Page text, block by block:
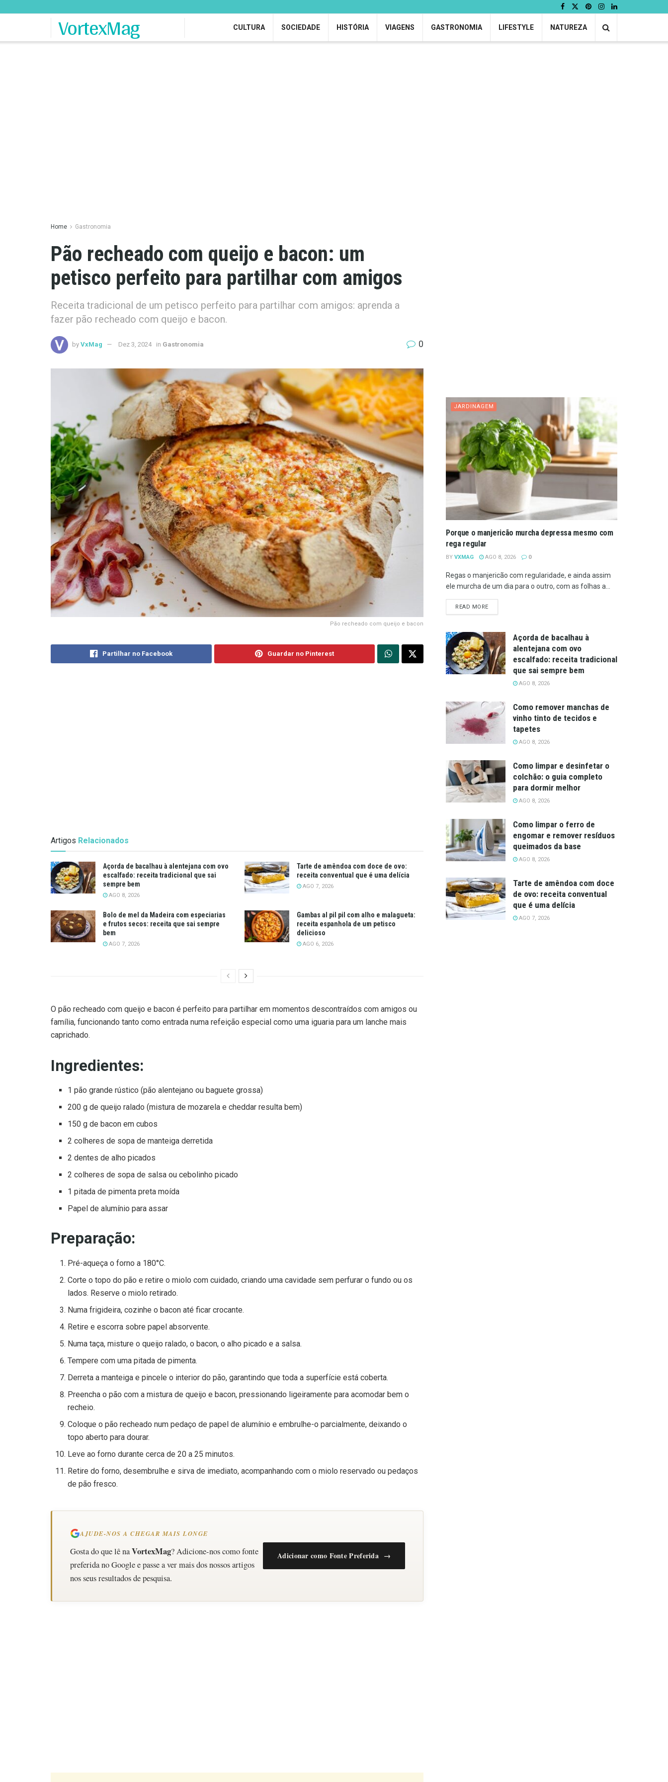
VortexMag CULTURA SOCIEDADE HISTÓRIA VIAGENS GASTRONOMIA LIFESTYLE NATUREZA
Home Gastronomia
Pão recheado com queijo e bacon: um
petisco perfeito para partilhar com amigos
Receita tradicional de um petisco perfeito para partilhar com amigos: aprenda a
fazer pão recheado com queijo e bacon.
by VxMag Dez 3, 2024 in Gastronomia 0
Pão recheado com queijo e bacon
Partilhar no Facebook Guardar no Pinterest
Artigos Relacionados
Açorda de bacalhau à alentejana com ovo
escalfado: receita tradicional que sai
sempre bem
AGO 8, 2026
Tarte de amêndoa com doce de ovo:
receita conventual que é uma delícia
AGO 7, 2026
Bolo de mel da Madeira com especiarias
e frutos secos: receita que sai sempre
bem
AGO 7, 2026
Gambas al pil pil com alho e malagueta:
receita espanhola de um petisco
delicioso
AGO 6, 2026
O pão recheado com queijo e bacon é perfeito para partilhar em momentos descontraídos com amigos ou
família, funcionando tanto como entrada numa refeição especial como uma iguaria para um lanche mais
caprichado.
Ingredientes:
1 pão grande rústico (pão alentejano ou baguete grossa)
200 g de queijo ralado (mistura de mozarela e cheddar resulta bem)
150 g de bacon em cubos
2 colheres de sopa de manteiga derretida
2 dentes de alho picados
2 colheres de sopa de salsa ou cebolinho picado
1 pitada de pimenta preta moída
Papel de alumínio para assar
Preparação:
Pré-aqueça o forno a 180°C.
Corte o topo do pão e retire o miolo com cuidado, criando uma cavidade sem perfurar o fundo ou os
lados. Reserve o miolo retirado.
Numa frigideira, cozinhe o bacon até ficar crocante.
Retire e escorra sobre papel absorvente.
Numa taça, misture o queijo ralado, o bacon, o alho picado e a salsa.
Tempere com uma pitada de pimenta.
Derreta a manteiga e pincele o interior do pão, garantindo que toda a superfície está coberta.
Preencha o pão com a mistura de queijo e bacon, pressionando ligeiramente para acomodar bem o
recheio.
Coloque o pão recheado num pedaço de papel de alumínio e embrulhe-o parcialmente, deixando o
topo aberto para dourar.
Leve ao forno durante cerca de 20 a 25 minutos.
Retire do forno, desembrulhe e sirva de imediato, acompanhando com o miolo reservado ou pedaços
de pão fresco.
AJUDE-NOS A CHEGAR MAIS LONGE
Gosta do que lê naVortexMag? Adicione-nos como fonte
preferida no Google e passe a ver mais dos nossos artigos
nos seus resultados de pesquisa.
Adicionar como Fonte Preferida →
JARDINAGEM
Porque o manjericão murcha depressa mesmo com
rega regular
BY VXMAG AGO 8, 2026 0
Regas o manjericão com regularidade, e ainda assim
ele murcha de um dia para o outro, com as folhas a...
READ MOREDETAILS
Açorda de bacalhau à
alentejana com ovo
escalfado: receita tradicional
que sai sempre bem
AGO 8, 2026
Como remover manchas de
vinho tinto de tecidos e
tapetes
AGO 8, 2026
Como limpar e desinfetar o
colchão: o guia completo
para dormir melhor
AGO 8, 2026
Como limpar o ferro de
engomar e remover resíduos
queimados da base
AGO 8, 2026
Tarte de amêndoa com doce
de ovo: receita conventual
que é uma delícia
AGO 7, 2026